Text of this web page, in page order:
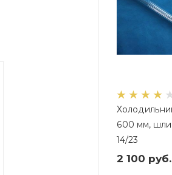
600 мм,
14/23
2 100 руб.